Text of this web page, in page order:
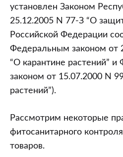
установлен Законом
25.12.2005 N 77-З “О
Российской Федерации
Федеральным законом от
“О карантине растений”
законом от 15.07.2000 N
растений”).
Рассмотрим некоторые
фитосанитарного
товаров.